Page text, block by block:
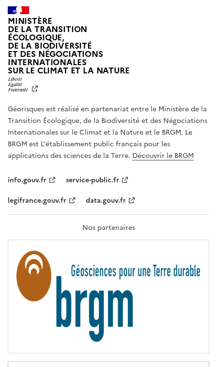
MINISTÈRE
DE LA TRANSITION
ÉCOLOGIQUE,
DE LA BIODIVERSITÉ
ET DES NÉGOCIATIONS
INTERNATIONALES
SUR LE CLIMAT ET LA NATUREL
T
É
,
É
G
A
L
F
A
T
R
T
É
Géorisques est réalisé en partenariat entre le Ministère de la
Transition Écologique, de la Biodiversité et des Négociations
Internationales sur le Climat et la Nature et le BRGM. Le
BRGM est L'établissement public français pour les
applications des sciences de la Terre. Découvrir le BRGM
info.gouv.fr
service-public.fr
legifrance.gouv.fr
data.gouv.fr
Nos partenaires